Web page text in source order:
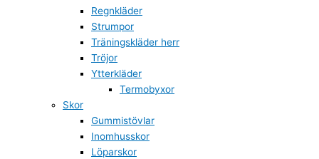
Regnkläder
Strumpor
Träningskläder herr
Tröjor
Ytterkläder
Termobyxor
Skor
Gummistövlar
Inomhusskor
Löparskor